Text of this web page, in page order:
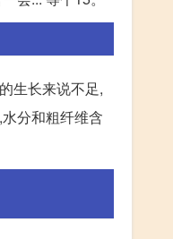
生长来说不足,
分和粗纤维含